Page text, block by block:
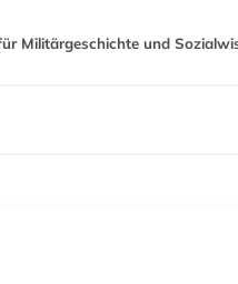
Militärgeschichte und